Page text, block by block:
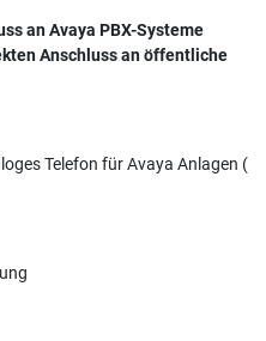
an Avaya PBX-Systeme
Anschluss an öffentliche
Telefon für Avaya Anlagen (